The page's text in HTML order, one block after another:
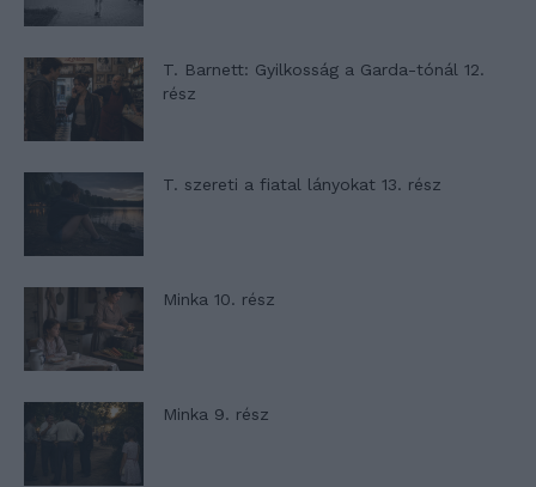
T. Barnett: Gyilkosság a Garda-tónál 12.
rész
T. szereti a fiatal lányokat 13. rész
Minka 10. rész
Minka 9. rész